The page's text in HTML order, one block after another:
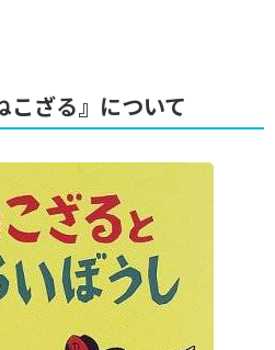
こざる』について